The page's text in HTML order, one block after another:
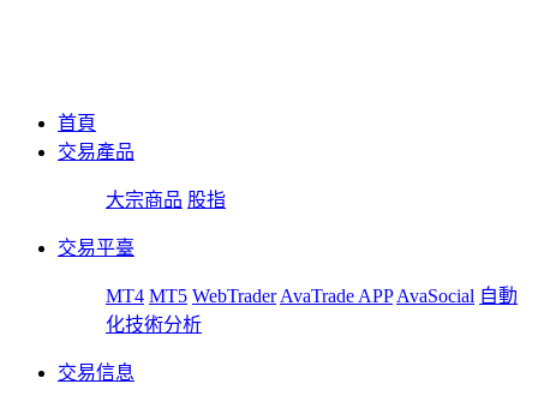
首頁
交易產品
大宗商品 股指
交易平臺
MT4 MT5 WebTrader AvaTrade APP AvaSocial 自動
化技術分析
交易信息